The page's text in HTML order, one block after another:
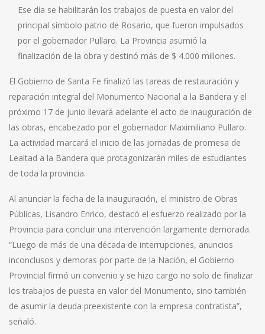
Ese día se habilitarán los trabajos de puesta en valor del
principal símbolo patrio de Rosario, que fueron impulsados
por el gobernador Pullaro. La Provincia asumió la
finalización de la obra y destinó más de $ 4.000 millones.
El Gobierno de Santa Fe finalizó las tareas de restauración y
reparación integral del Monumento Nacional a la Bandera y el
próximo 17 de junio llevará adelante el acto de inauguración de
las obras, encabezado por el gobernador Maximiliano Pullaro.
La actividad marcará el inicio de las jornadas de promesa de
Lealtad a la Bandera que protagonizarán miles de estudiantes
de toda la provincia.
Al anunciar la fecha de la inauguración, el ministro de Obras
Públicas, Lisandro Enrico, destacó el esfuerzo realizado por la
Provincia para concluir una intervención largamente demorada.
“Luego de más de una década de interrupciones, anuncios
inconclusos y demoras por parte de la Nación, el Gobierno
Provincial firmó un convenio y se hizo cargo no solo de finalizar
los trabajos de puesta en valor del Monumento, sino también
de asumir la deuda preexistente con la empresa contratista”,
señaló.